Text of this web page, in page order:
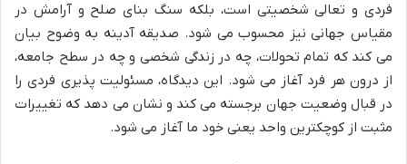
فردی و تعالی شخصیتی است، بلکه سنگ بنای صلح و آرامش در
مقیاس جهانی نیز محسوب می شود. صدیقه آدینه به وضوح بیان
می کند که تمام تحولات، چه در زندگی شخصی و چه در سطح جامعه،
از درون هر فرد آغاز می شود. این دیدگاه، مسئولیت پذیری فردی را
در قبال وضعیت جهان برجسته می کند و نشان می دهد که تغییرات
مثبت از کوچکترین واحد یعنی خود ما آغاز می شود.